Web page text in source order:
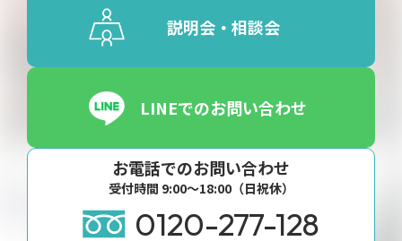
説明会・相談会
LINEでのお問い合わせ
お電話でのお問い合わせ
受付時間 9:00〜18:00（日祝休）
0120-277-128